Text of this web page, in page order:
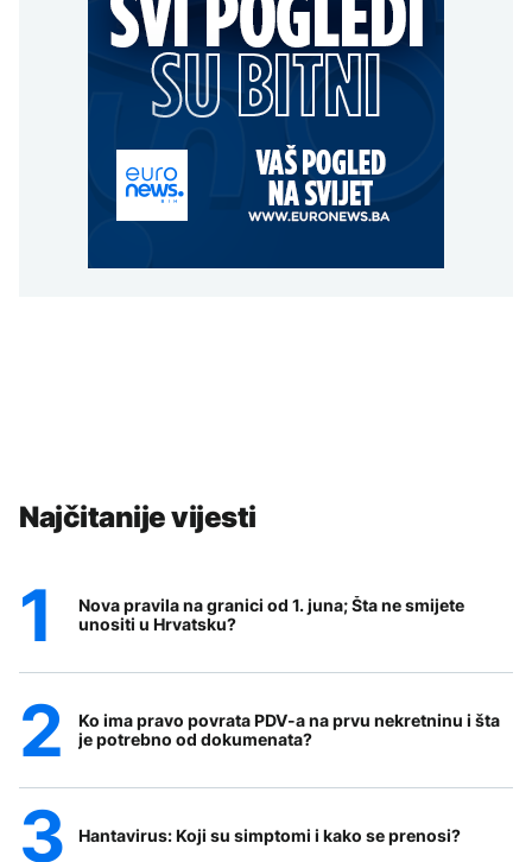
Najčitanije vijesti
Nova pravila na granici od 1. juna; Šta ne smijete
unositi u Hrvatsku?
Ko ima pravo povrata PDV-a na prvu nekretninu i šta
je potrebno od dokumenata?
Hantavirus: Koji su simptomi i kako se prenosi?